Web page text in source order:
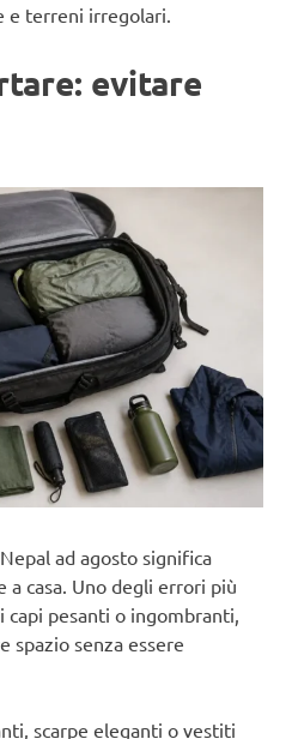
e terreni irregolari.
evitare
ad agosto significa
a casa. Uno degli errori più
pesanti o ingombranti,
spazio senza essere
scarpe eleganti o vestiti